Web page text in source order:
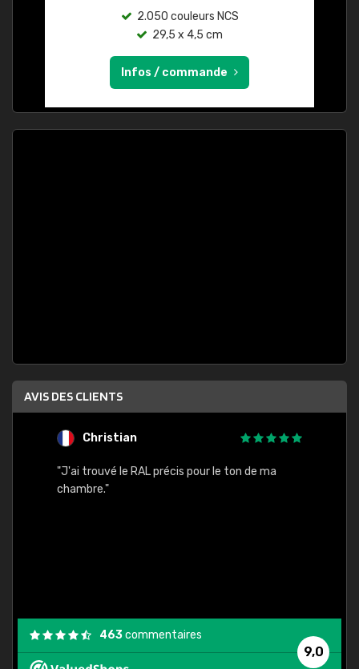
2.050 couleurs NCS
29,5 x 4,5 cm
Infos / commande
AVIS DES CLIENTS
Christian
"J'ai trouvé le RAL précis pour le ton de ma
chambre."
9,0
463commentaires